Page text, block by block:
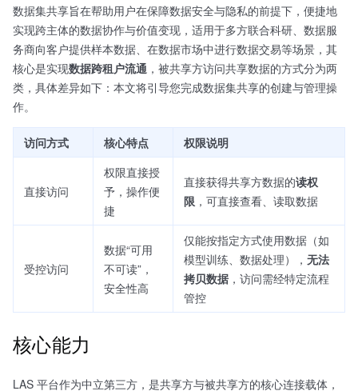
数据集共享旨在帮助用户在保障数据安全与隐私的前提下，便捷地
实现跨主体的数据协作与价值变现，适用于多方联合科研、数据服
务商向客户提供样本数据、在数据市场中进行数据交易等场景，其
核心是实现数据跨租户流通 ，被共享方访问共享数据的方式分为两
类，具体差异如下：本文将引导您完成数据集共享的创建与管理操
作。
访问方式 核心特点 权限说明
直接访问
权限直接授
予，操作便
捷
直接获得共享方数据的读权
限 ，可直接查看、读取数据
受控访问
数据“可用
不可读”，
安全性高
仅能按指定方式使用数据（如
模型训练、数据处理）， 无法
拷贝数据 ，访问需经特定流程
管控
核心能力
LAS 平台作为中立第三方，是共享方与被共享方的核心连接载体，